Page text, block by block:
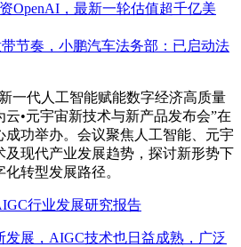
OpenAI，最新一轮估值超千亿美
节奏，小鹏汽车法务部：已启动法
一代人工智能赋能数字经济高质量
•元宇宙新技术与新产品发布会”在
成功举办。会议聚焦人工智能、元宇
及现代产业发展趋势，探讨新形势下
转型发展路径。
行业发展研究报告
发展，AIGC技术也日益成熟，广泛